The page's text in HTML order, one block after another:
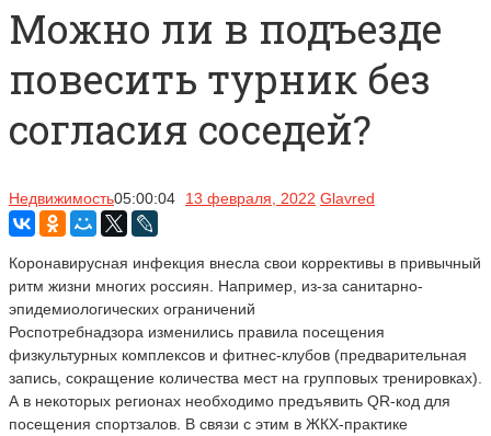
Можно ли в подъезде
повесить турник без
согласия соседей?
Недвижимость05:00:04 13 февраля, 2022 Glavred
Коронавирусная инфекция внесла свои коррективы в привычный
ритм жизни многих россиян. Например, из-за санитарно-
эпидемиологических ограничений
Роспотребнадзора изменились правила посещения
физкультурных комплексов и фитнес-клубов (предварительная
запись, сокращение количества мест на групповых тренировках).
А в некоторых регионах необходимо предъявить QR-код для
посещения спортзалов. В связи с этим в ЖКХ-практике